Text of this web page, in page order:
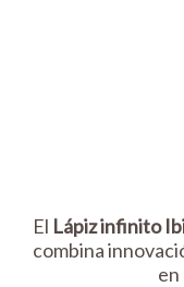
El Lápiz infinito
combina